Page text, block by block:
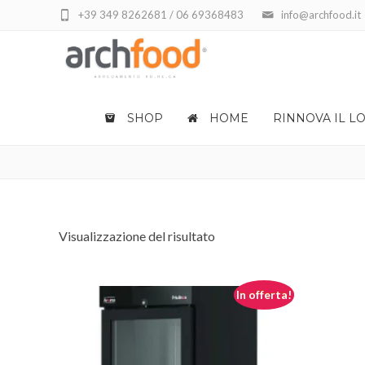
info@archfood.it
+39 349 8262681 / 06 69368483
SHOP HOME RINNOVA IL
Visualizzazione del risultato
In offerta!